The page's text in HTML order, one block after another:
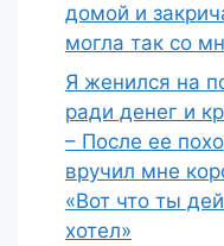
домой и
могла так со
Я женился на
ради денег и
– После ее
вручил мне
«Вот что ты
хотел»